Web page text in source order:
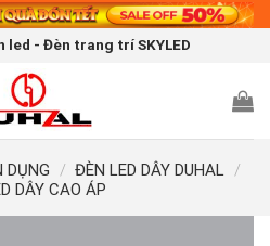
led - Đèn trang trí SKYLED
DỤNG / ĐÈN LED DÂY DUHAL
/
DÂY CAO ÁP